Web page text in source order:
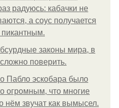
радуюсь: кабачки не
а соус получается
пикантным.
законы мира, в
поверить.
Пабло эскобара было
огромным, что многие
нём звучат как вымысел.